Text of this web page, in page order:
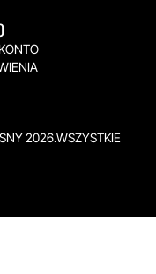
2026.WSZYSTKIE